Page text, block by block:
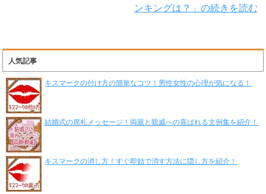
ンキングは？」の続きを読む
人気記事
キスマークの付け方の簡単なコツ！男性女性の心理が気になる！
結婚式の席札メッセージ！両親と親戚への喜ばれる文例集を紹介！
キスマークの消し方！すぐ即効で消す方法に隠し方を紹介！